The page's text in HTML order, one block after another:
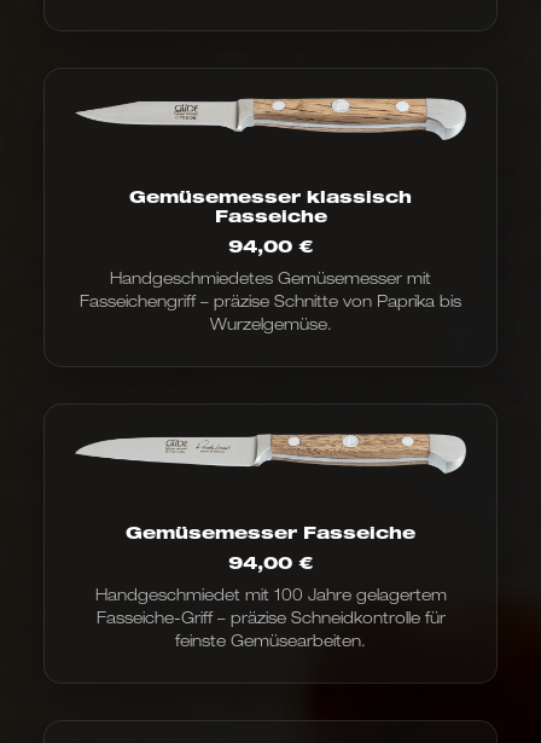
Gemüsemesser klassisch
Fasseiche
94,00 €
Handgeschmiedetes Gemüsemesser mit
Fasseichengriff – präzise Schnitte von Paprika bis
Wurzelgemüse.
Gemüsemesser Fasseiche
94,00 €
Handgeschmiedet mit 100 Jahre gelagertem
Fasseiche-Griff – präzise Schneidkontrolle für
feinste Gemüsearbeiten.